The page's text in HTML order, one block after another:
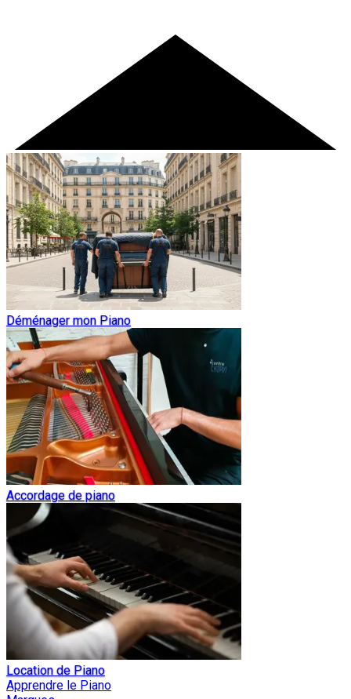
Déménager mon Piano
Accordage de piano
Location de Piano
Apprendre le Piano